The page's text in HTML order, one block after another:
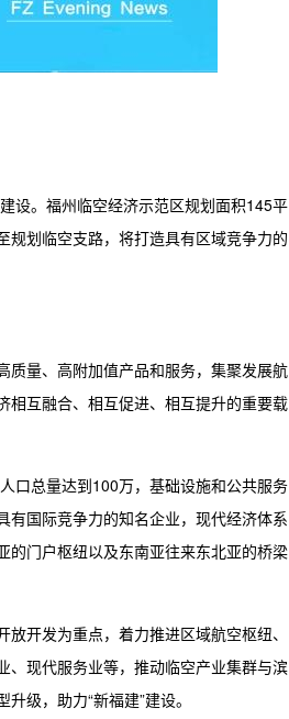
设。福州临空经济示范区规划面积145平
规划临空支路，将打造具有区域竞争力的
质量、高附加值产品和服务，集聚发展航
相互融合、相互促进、相互提升的重要载
口总量达到100万，基础设施和公共服务
有国际竞争力的知名企业，现代经济体系
的门户枢纽以及东南亚往来东北亚的桥梁
开发为重点，着力推进区域航空枢纽、
、现代服务业等，推动临空产业集群与滨
级，助力“新福建”建设。